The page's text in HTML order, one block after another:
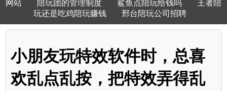
网站
陪玩团的管理制度 鲨鱼点陪玩给钱吗
王者陪
玩还是吃鸡陪玩赚钱
邢台陪玩公司招聘
小朋友玩特效软件时，总喜
欢乱点乱按，把特效弄得乱